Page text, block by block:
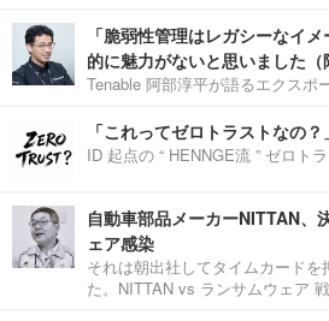
「脆弱性管理はレガシーなイ
的に魅力がないと思いました（
Tenable 阿部淳平が語るエクスポ
「これってゼロトラストなの
ID 起点の “ HENNGE流 ” ゼロト
自動車部品メーカーNITTAN、
ェア感染
それは朝出社してタイムカード
た。NITTAN vs ランサムウェア